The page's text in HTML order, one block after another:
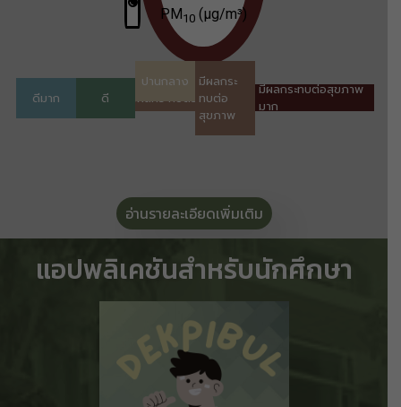
แอปพลิเคชันสำหรับนักศึกษา
อ่านรายละเอียดเพิ่มเติม